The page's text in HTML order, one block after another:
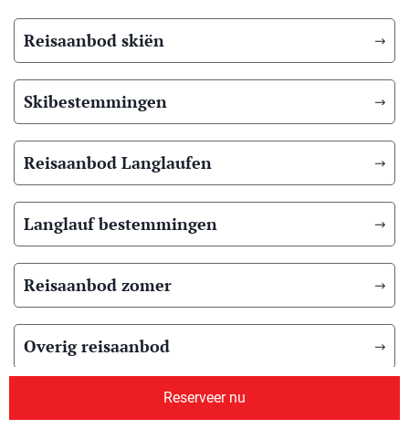
Reserveer nu
Reisaanbod skiën
Skibestemmingen
Reisaanbod Langlaufen
Langlauf bestemmingen
Reisaanbod zomer
Overig reisaanbod